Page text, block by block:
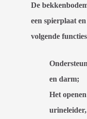
De
een spierplaat
volgende
en darm;
Het